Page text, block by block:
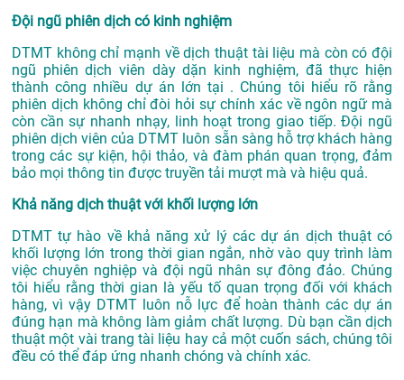
Đội ngũ phiên dịch có kinh nghiệm
DTMT không chỉ mạnh về dịch thuật tài liệu mà còn có đội
ngũ phiên dịch viên dày dặn kinh nghiệm, đã thực hiện
thành công nhiều dự án lớn tại . Chúng tôi hiểu rõ rằng
phiên dịch không chỉ đòi hỏi sự chính xác về ngôn ngữ mà
còn cần sự nhanh nhạy, linh hoạt trong giao tiếp. Đội ngũ
phiên dịch viên của DTMT luôn sẵn sàng hỗ trợ khách hàng
trong các sự kiện, hội thảo, và đàm phán quan trọng, đảm
bảo mọi thông tin được truyền tải mượt mà và hiệu quả.
Khả năng dịch thuật với khối lượng lớn
DTMT tự hào về khả năng xử lý các dự án dịch thuật có
khối lượng lớn trong thời gian ngắn, nhờ vào quy trình làm
việc chuyên nghiệp và đội ngũ nhân sự đông đảo. Chúng
tôi hiểu rằng thời gian là yếu tố quan trọng đối với khách
hàng, vì vậy DTMT luôn nỗ lực để hoàn thành các dự án
đúng hạn mà không làm giảm chất lượng. Dù bạn cần dịch
thuật một vài trang tài liệu hay cả một cuốn sách, chúng tôi
đều có thể đáp ứng nhanh chóng và chính xác.